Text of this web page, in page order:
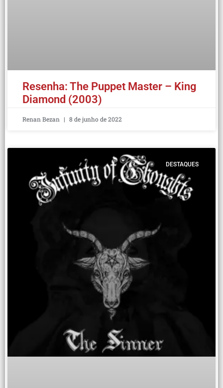
Resenha: The Puppet Master – King
Diamond (2003)
Renan Bezan 8 de junho de 2022
DESTAQUES